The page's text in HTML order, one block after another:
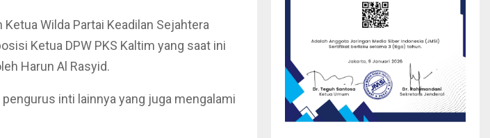
Wilda Partai Keadilan Sejahtera
Ketua DPW PKS Kaltim yang saat ini
Harun Al Rasyid.
inti lainnya yang juga mengalami